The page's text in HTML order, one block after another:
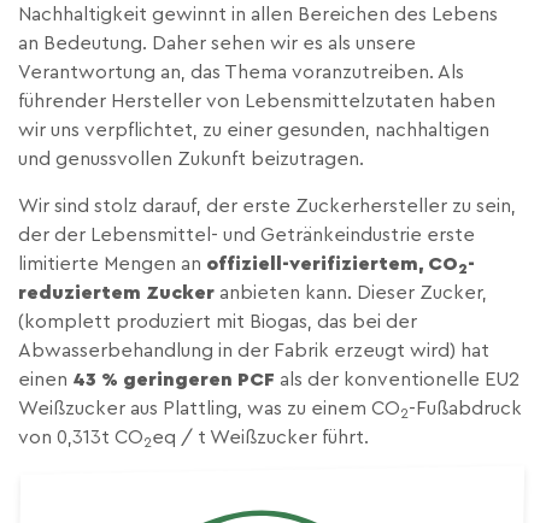
Nachhaltigkeit gewinnt in allen Bereichen des Lebens
an Bedeutung. Daher sehen wir es als unsere
Verantwortung an, das Thema voranzutreiben. Als
führender Hersteller von Lebensmittelzutaten haben
wir uns verpflichtet, zu einer gesunden, nachhaltigen
und genussvollen Zukunft beizutragen.
Wir sind stolz darauf, der erste Zuckerhersteller zu sein,
der der Lebensmittel- und Getränkeindustrie erste
limitierte Mengen an offiziell-verifiziertem, CO2-
reduziertem Zucker anbieten kann. Dieser Zucker,
(komplett produziert mit Biogas, das bei der
Abwasserbehandlung in der Fabrik erzeugt wird) hat
einen 43 % geringeren PCF als der konventionelle EU2
Weißzucker aus Plattling, was zu einem CO2-Fußabdruck
von 0,313t CO2eq / t Weißzucker führt.